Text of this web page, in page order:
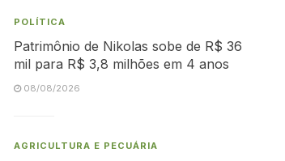
POLÍTICA
Patrimônio de Nikolas sobe de R$ 36
mil para R$ 3,8 milhões em 4 anos
08/08/2026
AGRICULTURA E PECUÁRIA